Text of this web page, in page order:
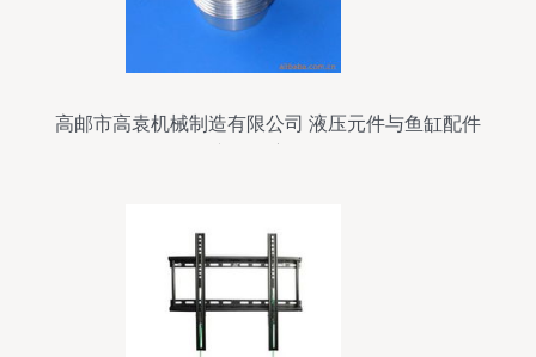
高邮市高袁机械制造有限公司 液压元件与鱼缸配件